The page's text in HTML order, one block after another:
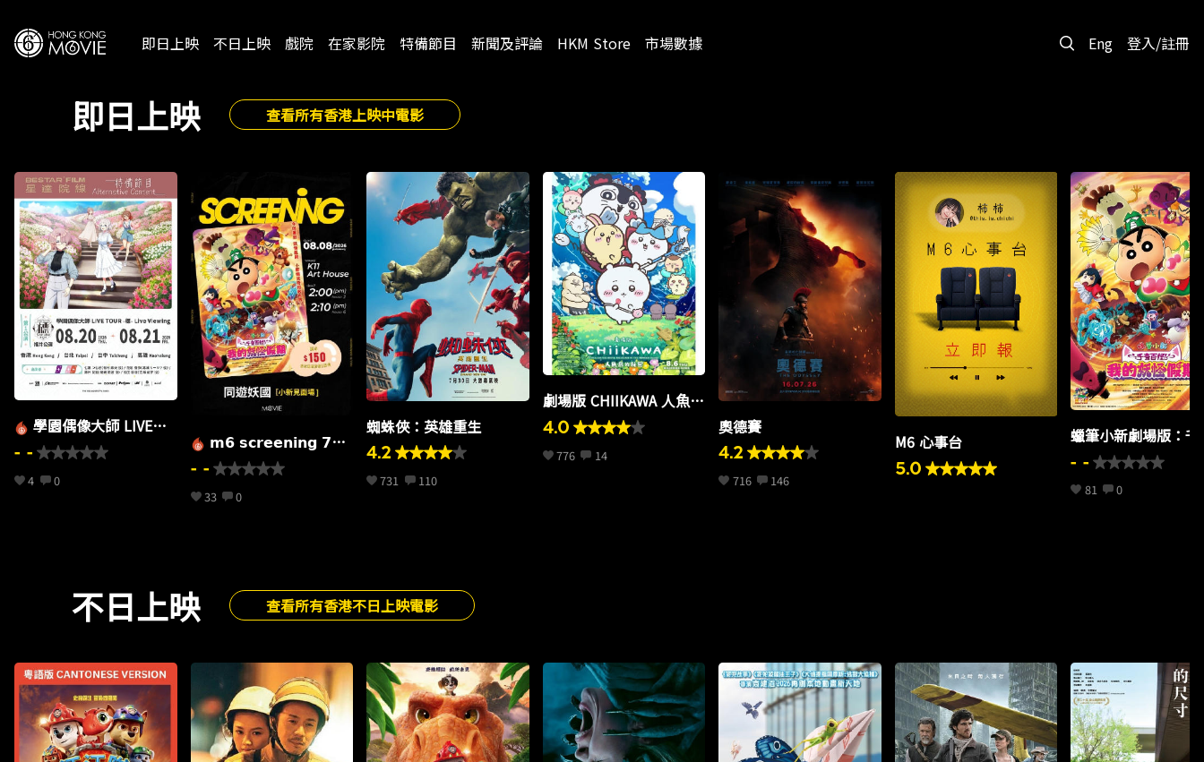
即日上映 不日上映 戲院 在家影院 特備節目 新聞及評論 HKM Store 市場數據 Eng 登入/註冊
即日上映 查看所有香港上映中電影
TOUR -標- 福井公演 上
- -
4 0
➤ 《蠟筆小新劇場版：千
同遊妖國 小新見面場
- -
33 0
蜘蛛俠：英雄重生
4.2
731 110
劇場版 CHIIKAWA 人魚島
的秘密
4.0
776 14
奧德賽
4.2
716 146
M6 心事台
5.0
蠟筆小新劇場版：
怪！我的妖怪假期
- -
81 0
不日上映 查看所有香港不日上映電影